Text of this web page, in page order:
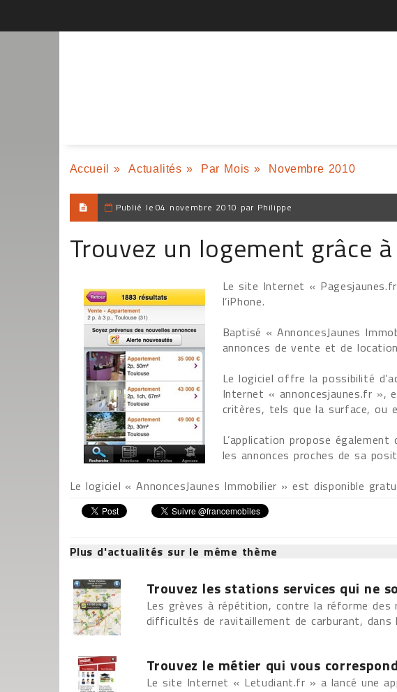
Accueil » Actualités » Par Mois » Novembre 2010
Publié le 04 novembre 2010 par Philippe
Trouvez un logement grâce
Le site Internet «
l’iPhone.
Baptisé « AnnoncesJaunes
annonces de vente et de
Le logiciel offre la possibilité
Internet « annoncesjaunes.fr »,
critères, tels que la surface, ou
L’application propose
les annonces proches de sa
Le logiciel « AnnoncesJaunes Immobilier » est disponible
Plus d'actualités sur le même thème
Trouvez les stations services qui ne
Les grèves à répétition, contre la réforme
difficultés de ravitaillement de carburant,
Trouvez le métier qui vous
Le site Internet « Letudiant.fr » a lancé une